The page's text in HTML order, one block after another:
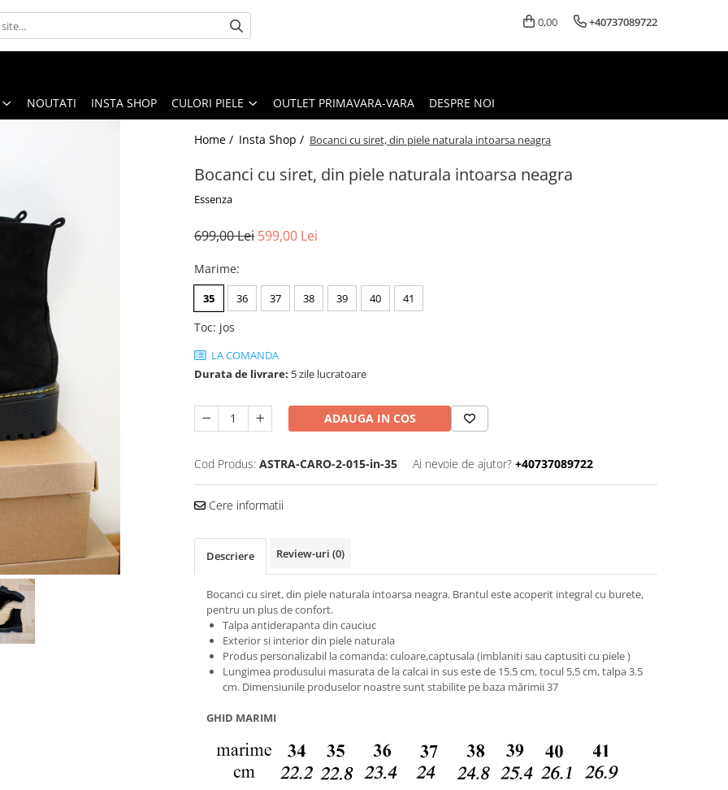
0,00 +40737089722
NOUTATI INSTA SHOP CULORI PIELE OUTLET PRIMAVARA-VARA DESPRE NOI
Home / Insta Shop / Bocanci cu siret, din piele naturala intoarsa neagra
Bocanci cu siret, din piele naturala intoarsa neagra
Essenza
699,00 Lei 599,00 Lei
Marime:
35 36 37 38 39 40 41
Toc: jos
LA COMANDA
Durata de livrare: 5 zile lucratoare
ADAUGA IN COS
Cod Produs: ASTRA-CARO-2-015-in-35 Ai nevoie de ajutor? +40737089722
Cere informatii
Descriere Review-uri (0)
Bocanci cu siret, din piele naturala intoarsa neagra. Brantul este acoperit integral cu burete,
pentru un plus de confort.
Talpa antiderapanta din cauciuc
Exterior si interior din piele naturala
Produs personalizabil la comanda: culoare,captusala (imblaniti sau captusiti cu piele )
Lungimea produsului masurata de la calcai in sus este de 15.5 cm, tocul 5,5 cm, talpa 3.5
cm. Dimensiunile produselor noastre sunt stabilite pe baza mărimii 37
GHID MARIMI